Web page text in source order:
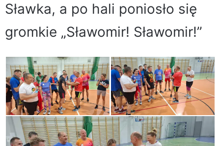
Sławka, a po hali poniosło się
gromkie „Sławomir! Sławomir!”